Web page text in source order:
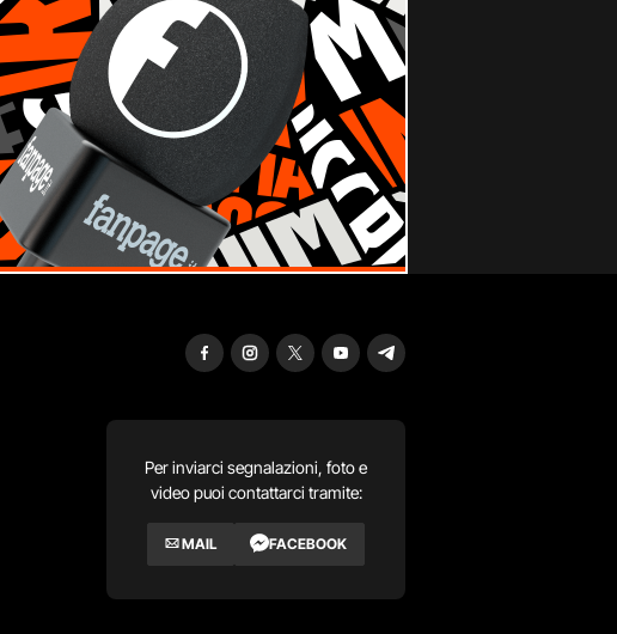
Per inviarci segnalazioni, foto e
video puoi contattarci tramite:
MAIL FACEBOOK